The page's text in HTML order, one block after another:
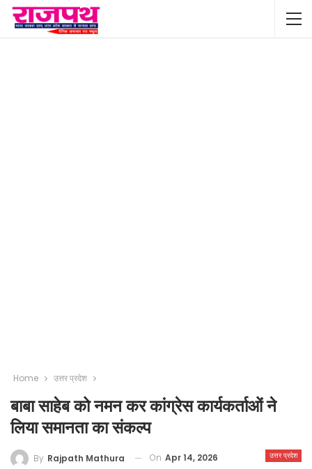
Home उत्तर प्रदेश
बाबा साहेब को नमन कर कांग्रेस कार्यकर्ताओं ने
लिया समानता का संकल्प
उत्तर प्रदेश
By Rajpath Mathura On Apr 14, 2026